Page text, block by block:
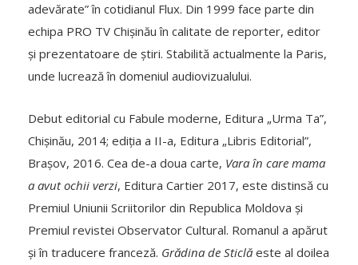
adevărate” în cotidianul Flux. Din 1999 face parte din
echipa PRO TV Chișinău în calitate de reporter, editor
și prezentatoare de știri. Stabilită actualmente la Paris,
unde lucrează în domeniul audiovizualului.
Debut editorial cu Fabule moderne, Editura „Urma Ta”,
Chișinău, 2014; ediția a II-a, Editura „Libris Editorial”,
Brașov, 2016. Cea de-a doua carte, Vara în care mama
a avut ochii verzi, Editura Cartier 2017, este distinsă cu
Premiul Uniunii Scriitorilor din Republica Moldova și
Premiul revistei Observator Cultural. Romanul a apărut
și în traducere franceză. Grădina de Sticlă este al doilea